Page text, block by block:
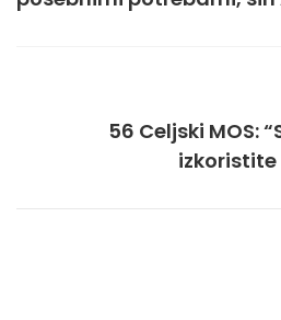
56 Celjski MOS:
izkoristite